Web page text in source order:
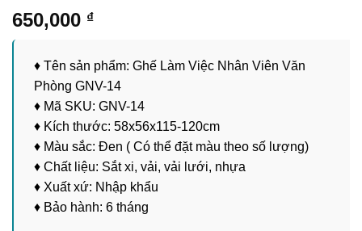
650,000 ₫
♦ Tên sản phẩm: Ghế Làm Việc Nhân Viên Văn
Phòng GNV-14
♦ Mã SKU: GNV-14
♦ Kích thước: 58x56x115-120cm
♦ Màu sắc: Đen ( Có thể đặt màu theo số lượng)
♦ Chất liệu: Sắt xi, vải, vải lưới, nhựa
♦ Xuất xứ: Nhập khẩu
♦ Bảo hành: 6 tháng